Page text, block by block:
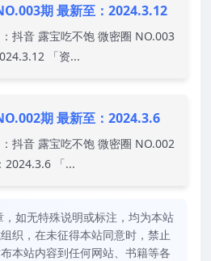
期 最新至：2024.3.12
抖音 露宝吃不饱 微密圈 NO.003
「资...
期 最新至：2024.3.6
抖音 露宝吃不饱 微密圈 NO.002
2024.3.6 「...
如无特殊说明或标注，均为本站
织，在未征得本站同意时，禁止
本站内容到任何网站、书籍等各